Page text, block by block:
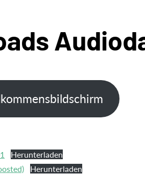
Herunterladen
Herunterladen